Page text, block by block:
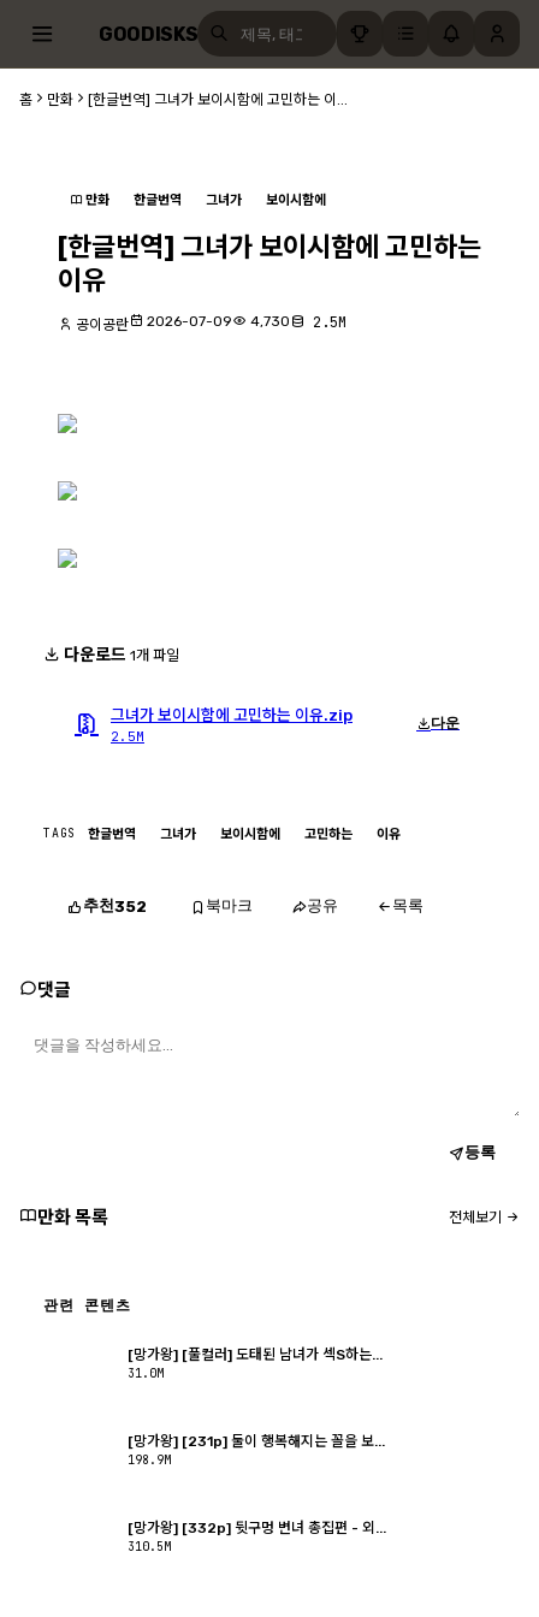
GOODISKS
홈 만화 [한글번역] 그녀가 보이시함에 고민하는 이...
만화 한글번역 그녀가 보이시함에
[한글번역] 그녀가 보이시함에 고민하는
이유
공이공란 2026-07-09 4,730 2.5M
다운로드 1개 파일
그녀가 보이시함에 고민하는 이유.zip
2.5M
다운
TAGS 한글번역 그녀가 보이시함에 고민하는 이유
추천352 북마크 공유 목록
댓글
등록
만화 목록 전체보기
관련 콘텐츠
[망가왕] [풀컬러] 도태된 남녀가 섹S하는...
31.0M
[망가왕] [231p] 둘이 행복해지는 꼴을 보...
198.9M
[망가왕] [332p] 뒷구멍 변녀 총집편 - 외...
310.5M